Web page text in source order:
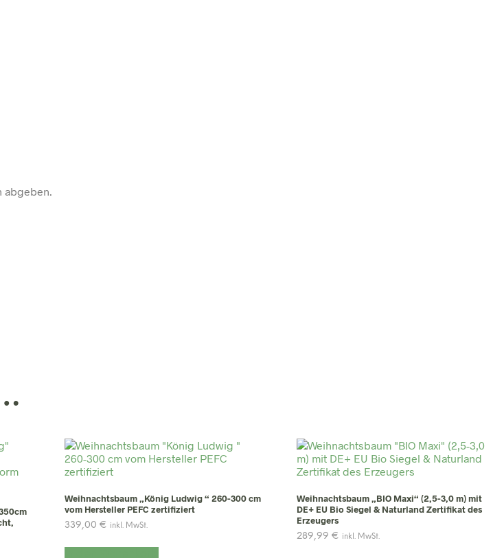
abgeben.
Weihnachtsbaum „König Ludwig “ 260-300 cm
vom Hersteller PEFC zertifiziert
339,00€ inkl. MwSt.
Weihnachtsbaum „BIO Maxi“ (2,5-3,0 m) mit
DE+ EU Bio Siegel & Naturland Zertifikat des
Erzeugers
289,99€ inkl. MwSt.